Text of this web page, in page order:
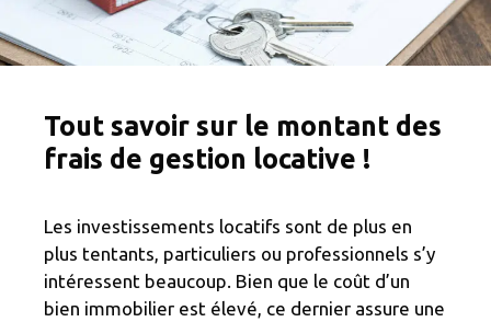
Tout savoir sur le montant des
frais de gestion locative !
Les investissements locatifs sont de plus en
plus tentants, particuliers ou professionnels s’y
intéressent beaucoup. Bien que le coût d’un
bien immobilier est élevé, ce dernier assure une